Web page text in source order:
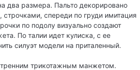
два размера. Пальто декорировано
спереди по груди имитация
по подолу визуально создают
По талии идет кулиска, с ее
силуэт модели на приталенный.
трикотажным манжетом.